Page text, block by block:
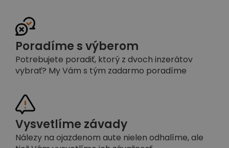
Poradíme s výberom
Potrebujete poradiť, ktorý z dvoch inzerátov
vybrať? My Vám s tým zadarmo poradíme
Vysvetlíme závady
Nálezy na ojazdenom aute nielen odhalíme, ale